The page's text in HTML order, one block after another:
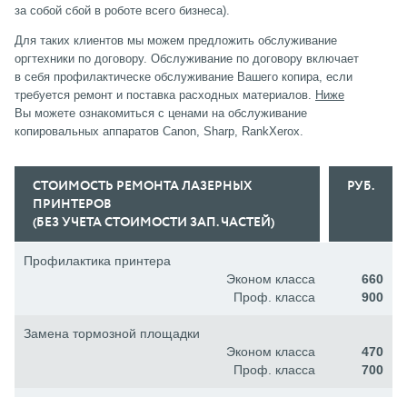
за собой сбой в роботе всего бизнеса).
Для таких клиентов мы можем предложить обслуживание
оргтехники по договору. Обслуживание по договору включает
в себя профилактическе обслуживание Вашего копира, если
требуется ремонт и поставка расходных материалов. Ниже
Вы можете ознакомиться с ценами на обслуживание
копировальных аппаратов Canon, Sharp, RankXerox.
СТОИМОСТЬ РЕМОНТА ЛАЗЕРНЫХ
ПРИНТЕРОВ
(БЕЗ УЧЕТА СТОИМОСТИ ЗАП. ЧАСТЕЙ)
РУБ.
Профилактика принтера
Эконом класса
Проф. класса
660
900
Замена тормозной площадки
Эконом класса
Проф. класса
470
700